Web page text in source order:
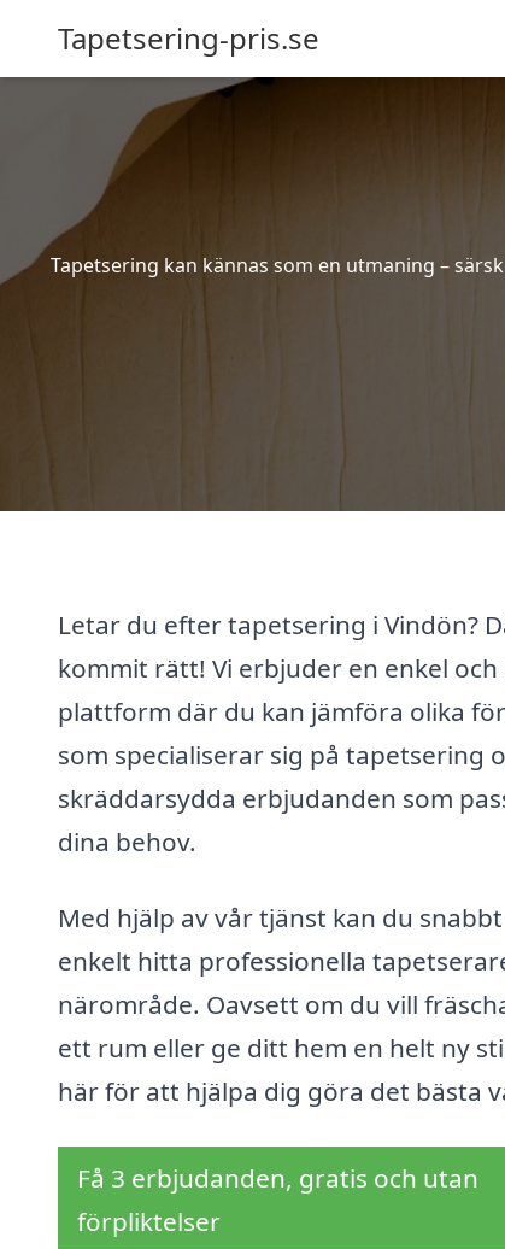
Tapetsering-pris.se
Tapetsering kan kännas som en utmaning –
Letar du efter tapetsering i Vindön?
kommit rätt! Vi erbjuder en enkel och
plattform där du kan jämföra olika
som specialiserar sig på tapetsering
skräddarsydda erbjudanden som
dina behov.
Med hjälp av vår tjänst kan du
enkelt hitta professionella
närområde. Oavsett om du vill
ett rum eller ge ditt hem en helt ny
här för att hjälpa dig göra det bästa
Få 3 erbjudanden, gratis och utan
förpliktelser